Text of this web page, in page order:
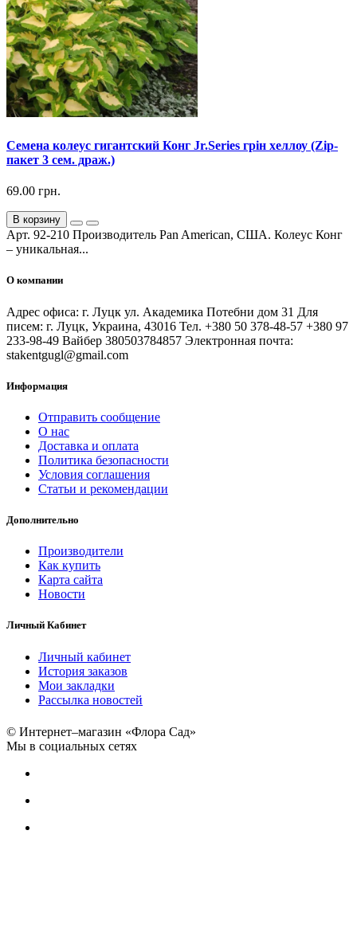
Семена колеус гигантский Конг Jr.Series грін хеллоу (Zip-
пакет 3 сем. драж.)
69.00 грн.
В корзину
Арт. 92-210 Производитель Pan American, США. Колеус Конг
– уникальная...
О компании
Адрес офиса: г. Луцк ул. Академика Потебни дом 31 Для
писем: г. Луцк, Украина, 43016 Тел. +380 50 378-48-57 +380 97
233-98-49 Вайбер 380503784857 Электронная почта:
stakentgugl@gmail.com
Информация
Отправить сообщение
О нас
Доставка и оплата
Политика безопасности
Условия соглашения
Статьи и рекомендации
Дополнительно
Производители
Как купить
Карта сайта
Новости
Личный Кабинет
Личный кабинет
История заказов
Мои закладки
Рассылка новостей
© Интернет–магазин «Флора Сад»
Мы в социальных сетях